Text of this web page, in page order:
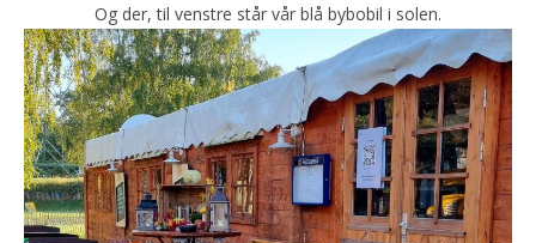
Og der, til venstre står vår blå bybobil i solen.